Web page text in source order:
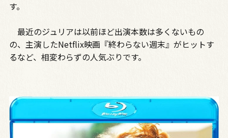
す。
最近のジュリアは以前ほど出演本数は多くないもの
の、主演したNetflix映画『終わらない週末』がヒットす
るなど、相変わらずの人気ぶりです。